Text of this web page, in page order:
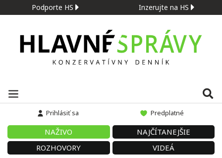
Podporte HS Inzerujte na HS
Prihlásiť sa Predplatné
NAŽIVO
NAJČÍTANEJŠIE
ROZHOVORY
VIDEÁ